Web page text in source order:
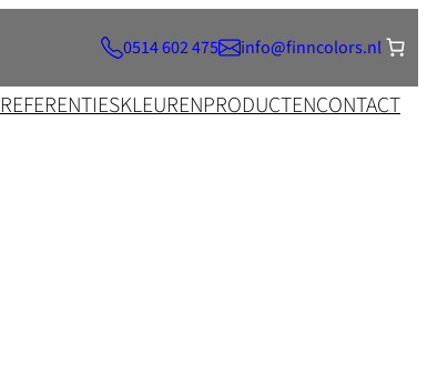
0514 602 475 info@finncolors.nl
REFERENTIESKLEURENPRODUCTENCONTACT